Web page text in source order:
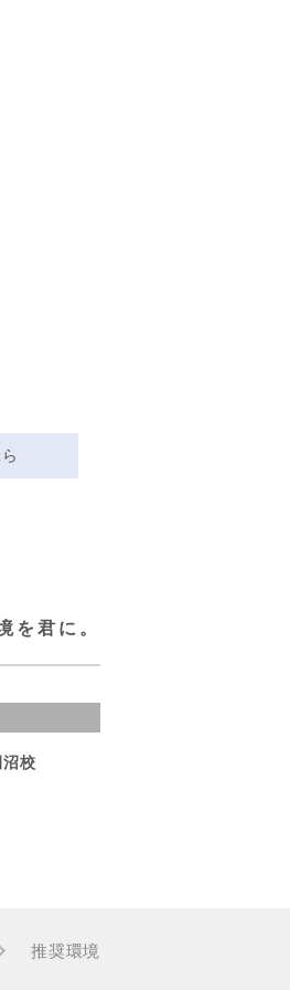
を君に。
沼校
推奨環境